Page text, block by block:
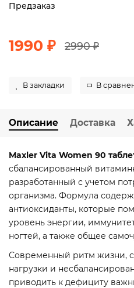
Предзаказ
1990 ₽ 2990 ₽
В закладки В
Описание Доставка
Maxler Vita Women 90
сбалансированный
разработанный с учетом
организма. Формула
антиоксиданты, которые
уровень энергии,
ногтей, а также общее
Современный ритм жизни,
нагрузки и
приводить к дефициту